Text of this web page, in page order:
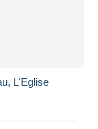
L'Eglise